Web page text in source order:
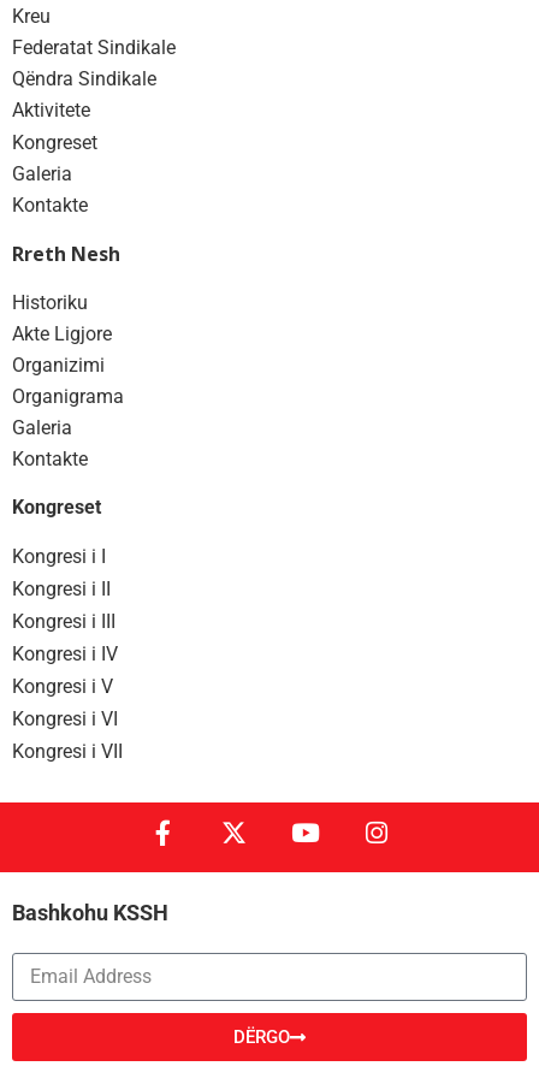
Kreu
Federatat Sindikale
Qëndra Sindikale
Aktivitete
Kongreset
Galeria
Kontakte
Rreth Nesh
Historiku
Akte Ligjore
Organizimi
Organigrama
Galeria
Kontakte
Kongreset
Kongresi i I
Kongresi i II
Kongresi i III
Kongresi i IV
Kongresi i V
Kongresi i VI
Kongresi i VII
Bashkohu KSSH
DËRGO